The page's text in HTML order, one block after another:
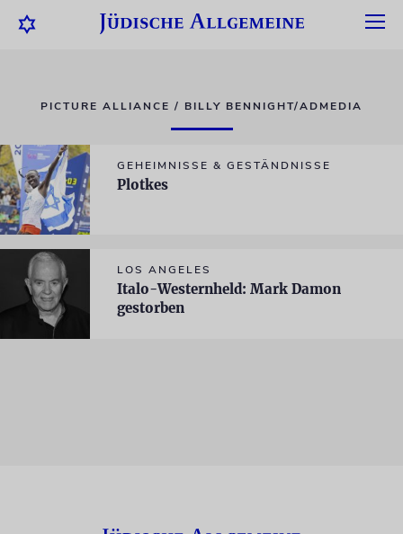
PICTURE ALLIANCE / BILLY BENNIGHT/ADMEDIA
GEHEIMNISSE & GESTÄNDNISSE
Plotkes
LOS ANGELES
Italo-Westernheld: Mark Damon
gestorben